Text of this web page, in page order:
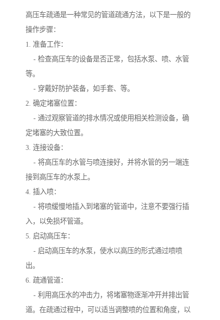
高压车疏通是一种常见的管道疏通方法，以下是一般的
操作步骤：
1. 准备工作：
- 检查高压车的设备是否正常，包括水泵、喷、水管
等。
- 穿戴好防护装备，如手套、等。
2. 确定堵塞位置：
- 通过观察管道的排水情况或使用相关检测设备，确
定堵塞的大致位置。
3. 连接设备：
- 将高压车的水管与喷连接好，并将水管的另一端连
接到高压车的水泵上。
4. 插入喷：
- 将喷缓慢地插入到堵塞的管道中，注意不要强行插
入，以免损坏管道。
5. 启动高压车：
- 启动高压车的水泵，使水以高压的形式通过喷喷
出。
6. 疏通管道：
- 利用高压水的冲击力，将堵塞物逐渐冲开并排出管
道。在疏通过程中，可以适当调整喷的位置和角度，以